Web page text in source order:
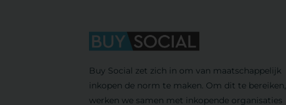
Buy Social zet zich in om van maatschappelijk
inkopen de norm te maken. Om dit te bereiken,
werken we samen met inkopende organisaties